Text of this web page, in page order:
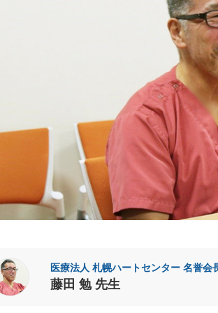
医療法人 札幌ハートセンター 名誉会
藤田 勉 先生